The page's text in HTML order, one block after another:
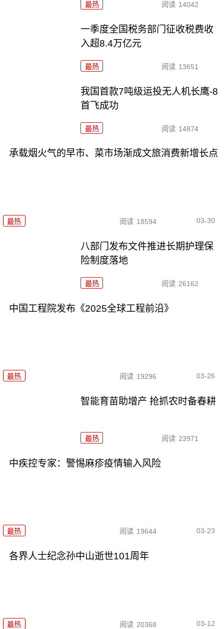
最热 阅读 14042
一季度全国税务部门征收税费收
入超8.4万亿元
最热 阅读 13651
我国首款7吨级运投无人机长鹰-8
首飞成功
最热 阅读 14874
承载烟火气的早市、菜市场渐成文旅消费新增长点
最热 阅读 18594 03-30
八部门发布文件推进长期护理保
险制度落地
最热 阅读 26162
中国工程院发布《2025全球工程前沿》
最热 阅读 19296 03-26
智能育苗助增产 抢抓农时备春耕
最热 阅读 23971
中疾控专家：警惕麻疹疫情输入风险
最热 阅读 19644 03-23
各界人士纪念孙中山逝世101周年
最热 阅读 20368 03-12